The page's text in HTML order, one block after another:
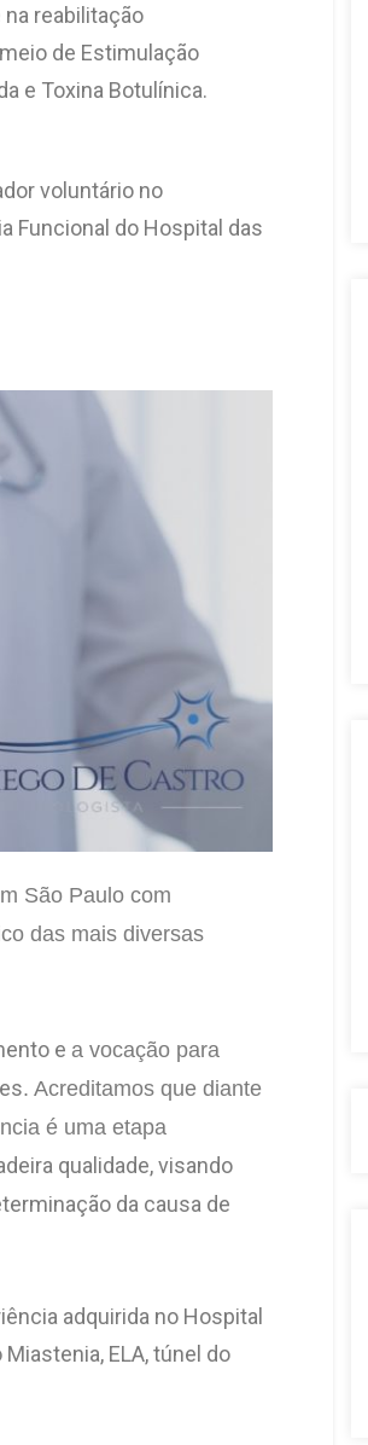
reabilitação
de Estimulação
e Toxina Botulínica.
voluntário no
Funcional do Hospital das
São Paulo com
das mais diversas
e a vocação para
. Acreditamos que diante
é uma etapa
qualidade, visando
da causa de
adquirida no Hospital
ELA, túnel do